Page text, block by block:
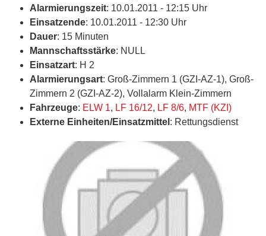
Alarmierungszeit: 10.01.2011 - 12:15 Uhr
Einsatzende: 10.01.2011 - 12:30 Uhr
Dauer: 15 Minuten
Mannschaftsstärke: NULL
Einsatzart: H 2
Alarmierungsart: Groß-Zimmern 1 (GZI-AZ-1), Groß-
Zimmern 2 (GZI-AZ-2), Vollalarm Klein-Zimmern
Fahrzeuge: ELW 1, LF 16/12, LF 8/6, MTF (KZI)
Externe Einheiten/Einsatzmittel : Rettungsdienst